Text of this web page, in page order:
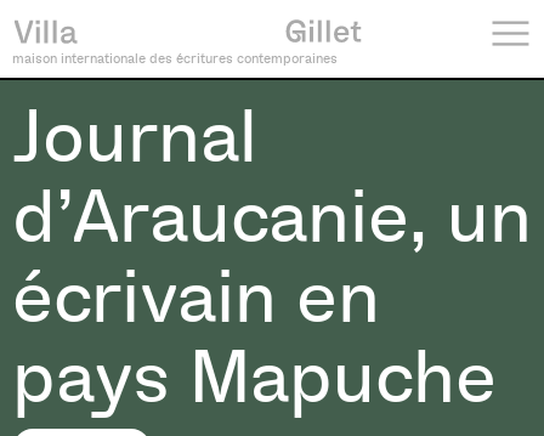
maison internationale des écritures contemporaines
Journal
d’Araucanie, un
écrivain en
pays Mapuche
Recherche